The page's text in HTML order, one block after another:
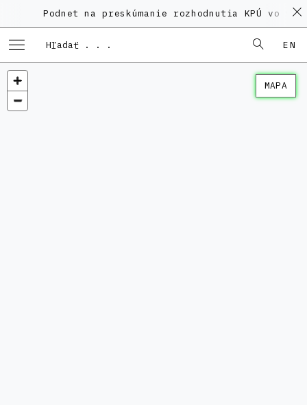
Podnet na preskúmanie rozhodnutia KPÚ vo
EN
MAPA